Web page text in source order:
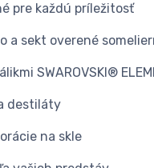
pre každú príležitosť
a sekt overené
SWAROVSKI®
destiláty
na skle